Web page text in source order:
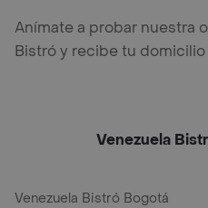
Anímate a probar nuestra
Bistró y recibe tu domicilio
Venezuela
Venezuela Bistró Bogotá